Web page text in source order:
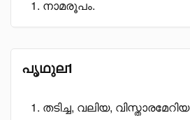
നാമരൂപം.
പൃഥുല1
തടിച്ച, വലിയ, വിസ്താരമേറിയ